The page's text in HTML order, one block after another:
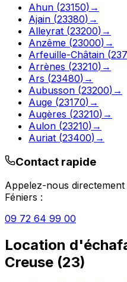
Ahun (23150) →
Ajain (23380) →
Alleyrat (23200) →
Anzême (23000) →
Arfeuille-Châtain (
Arrènes (23210) →
Ars (23480) →
Aubusson (23200) →
Auge (23170) →
Augères (23210) →
Aulon (23210) →
Auriat (23400) →
Contact rapide
Appelez-nous
Féniers :
09 72 64 99 00
Location
Creuse (23)